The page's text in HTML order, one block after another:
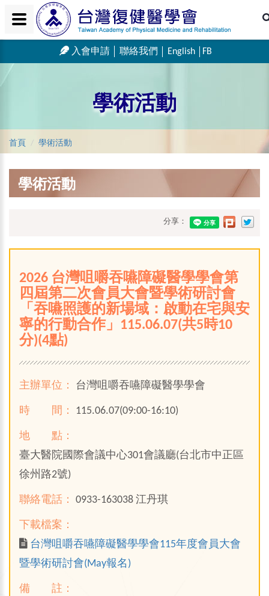
入會申請 聯絡我們 English FB
學術活動
首頁 學術活動
學術活動
分享：
2026 台灣咀嚼吞嚥障礙醫學學會第
四屆第二次會員大會暨學術研討會
「吞嚥照護的新場域：啟動在宅與安
寧的行動合作」115.06.07(共5時10
分)(4點)
主辦單位： 台灣咀嚼吞嚥障礙醫學學會
時 間： 115.06.07(09:00-16:10)
地 點：
臺大醫院國際會議中心301會議廳(台北市中正區
徐州路2號)
聯絡電話： 0933-163038 江丹琪
下載檔案：
台灣咀嚼吞嚥障礙醫學學會115年度會員大會
暨學術研討會(May報名)
備 註：